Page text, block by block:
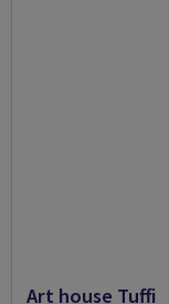
Art house Tuffi